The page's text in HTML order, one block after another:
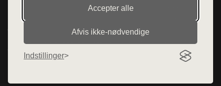
Accepter alle
Afvis ikke‑nødvendige
Indstillinger
Denne side er en del af want.dk, der udgiver en række
hjemmesider med præsentation af forskellige produkter fra
diverse webshops. Der sælges ikke varer fra denne side - vi
varerne på lager.